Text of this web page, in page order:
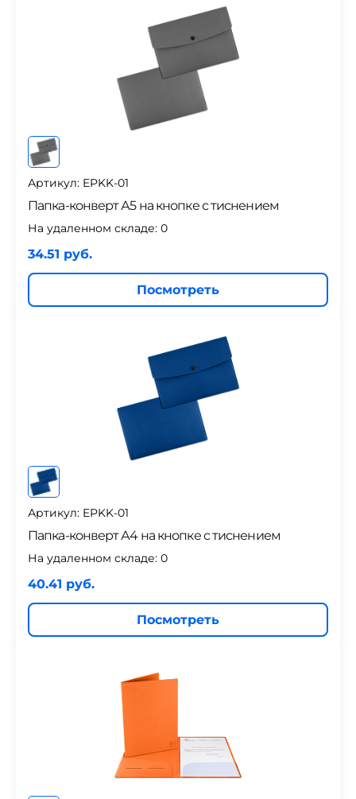
Артикул: EPKK-01
Папка-конверт А5 на кнопке с тиснением
На удаленном складе: 0
34.51 руб.
Посмотреть
Артикул: EPKK-01
Папка-конверт А4 на кнопке с тиснением
На удаленном складе: 0
40.41 руб.
Посмотреть